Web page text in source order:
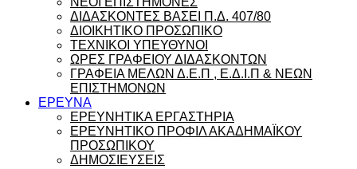
ΔΙΔΑΣΚΟΝΤΕΣ ΒΑΣΕΙ Π.Δ. 407/80
ΔΙΟΙΚΗΤΙΚΟ ΠΡΟΣΩΠΙΚΟ
ΤΕΧΝΙΚΟΙ ΥΠΕΥΘΥΝΟΙ
ΩΡΕΣ ΓΡΑΦΕΙΟΥ ΔΙΔΑΣΚΟΝΤΩΝ
ΓΡΑΦΕΙΑ ΜΕΛΩΝ Δ.Ε.Π , Ε.Δ.Ι.Π & ΝΕΩΝ
ΕΠΙΣΤΗΜΟΝΩΝ
ΕΡΕΥΝΑ
ΕΡΕΥΝΗΤΙΚΑ ΕΡΓΑΣΤΗΡΙΑ
ΕΡΕΥΝΗΤΙΚΟ ΠΡΟΦΙΛ ΑΚΑΔΗΜΑΪΚΟΥ
ΠΡΟΣΩΠΙΚΟΥ
ΔΗΜΟΣΙΕΥΣΕΙΣ